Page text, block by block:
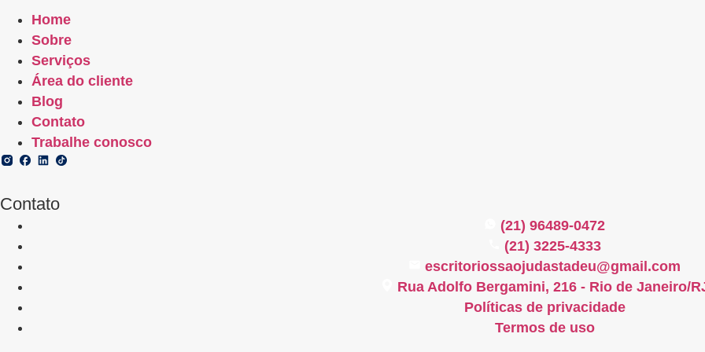
Home
Sobre
Serviços
Área do cliente
Blog
Contato
Trabalhe conosco
Contato
(21) 96489-0472
(21) 3225-4333
escritoriossaojudastadeu@gmail.com
Rua Adolfo Bergamini, 216 - Rio de Janeiro/
Políticas de privacidade
Termos de uso